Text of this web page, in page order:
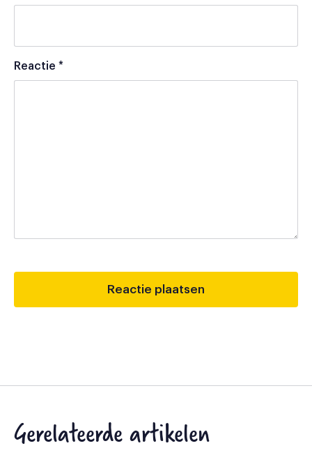
Reactie *
Gerelateerde artikelen